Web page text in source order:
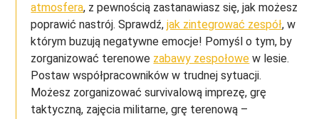
atmosfera, z pewnością zastanawiasz się, jak możesz
poprawić nastrój. Sprawdź,jak zintegrować zespół, w
którym buzują negatywne emocje! Pomyśl o tym, by
zorganizować terenowe zabawy zespołowe w lesie.
Postaw współpracowników w trudnej sytuacji.
Możesz zorganizować survivalową imprezę, grę
taktyczną, zajęcia militarne, grę terenową –